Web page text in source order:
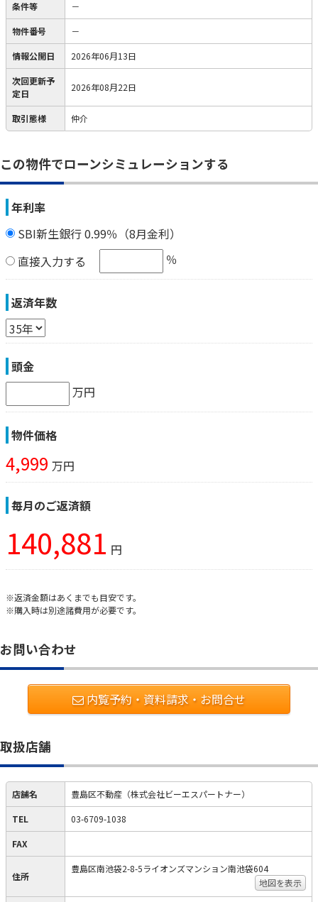
条件等 －
物件番号 －
情報公開日 2026年06月13日
次回更新予
定日
2026年08月22日
取引態様 仲介
この物件でローンシミュレーションする
年利率
SBI新生銀行 0.99％（8月金利）
直接入力する
％
返済年数
頭金
万円
物件価格
4,999 万円
毎月のご返済額
140,881 円
※返済金額はあくまでも目安です。
※購入時は別途諸費用が必要です。
お問い合わせ
内覧予約・資料請求・お問合せ
取扱店舗
店舗名 豊島区不動産（株式会社ビーエスパートナー）
TEL 03-6709-1038
FAX
住所
豊島区南池袋2-8-5ライオンズマンション南池袋604
地図を表示